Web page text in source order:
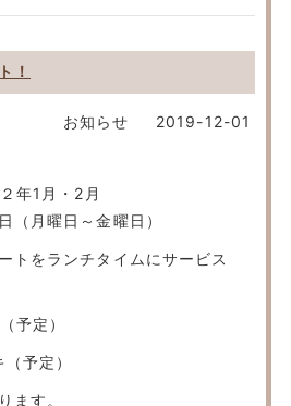
！
お知らせ 2019-12-01
年1月・2月
（月曜日～金曜日）
トをランチタイムにサービス
予定）
予定）
ます。